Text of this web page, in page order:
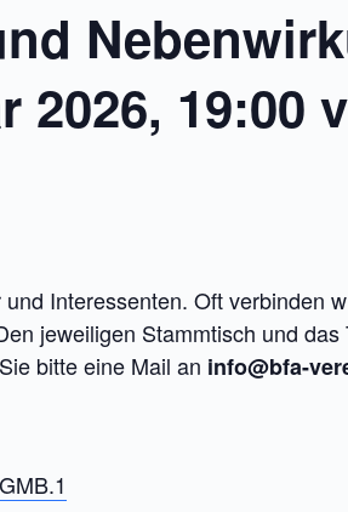
2026, 19:00
Interessenten. Oft verbinden
jeweiligen Stammtisch und
bitte eine Mail an info@bfa-